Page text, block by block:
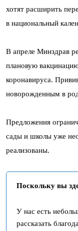
хотят расширить
в национальный
В апреле Минздрав
плановую
коронавируса.
новорожденным в
Предложения
сады и школы уже
реализованы.
Поскольку вы
У нас есть
рассказать